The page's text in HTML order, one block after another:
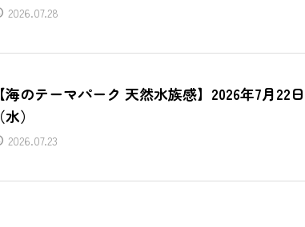
2026.07.28
【海のテーマパーク 天然水族感】2026年7月22日
（水）
2026.07.23